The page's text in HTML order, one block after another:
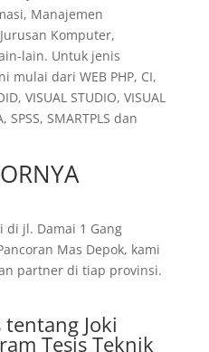
Manajemen
Komputer,
lain. Untuk jenis
mulai dari WEB PHP, CI,
VISUAL STUDIO, VISUAL
SPSS, SMARTPLS dan
di jl. Damai 1 Gang
Mas Depok, kami
partner di tiap provinsi.
Joki
Tesis Teknik